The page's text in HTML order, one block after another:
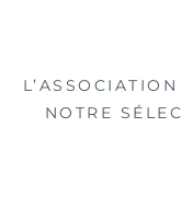
L’ASSOCIATION
NOTRE